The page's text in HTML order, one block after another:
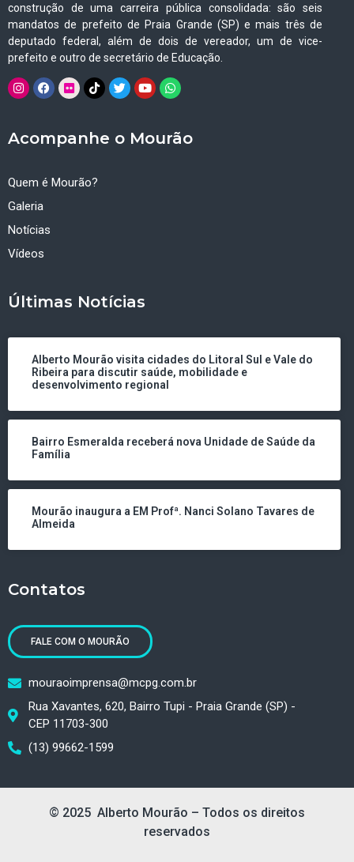
construção de uma carreira pública consolidada: são seis
mandatos de prefeito de Praia Grande (SP) e mais três de
deputado federal, além de dois de vereador, um de vice-
prefeito e outro de secretário de Educação.
Acompanhe o Mourão
Quem é Mourão?
Galeria
Notícias
Vídeos
Últimas Notícias
Alberto Mourão visita cidades do Litoral Sul e Vale do
Ribeira para discutir saúde, mobilidade e
desenvolvimento regional
Bairro Esmeralda receberá nova Unidade de Saúde da
Família
Mourão inaugura a EM Profª. Nanci Solano Tavares de
Almeida
Contatos
FALE COM O MOURÃO
mouraoimprensa@mcpg.com.br
Rua Xavantes, 620, Bairro Tupi - Praia Grande (SP) -
CEP 11703-300
(13) 99662-1599
© 2025 Alberto Mourão – Todos os direitos
reservados